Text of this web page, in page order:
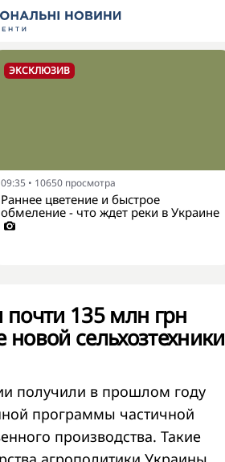
ЭКСКЛЮЗИВ
09:35 • 10650 просмотра
Раннее цветение и быстрое
обмеление - что ждет реки в Украине
135 млн грн
сельхозтехники
получили в прошлом году
программы частичной
производства. Такие